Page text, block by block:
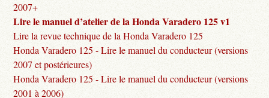
2007+
Lire le manuel d’atelier de la Honda Varadero 125 v1
Lire la revue technique de la Honda Varadero 125
Honda Varadero 125 - Lire le manuel du conducteur (versions
2007 et postérieures)
Honda Varadero 125 - Lire le manuel du conducteur (versions
2001 à 2006)